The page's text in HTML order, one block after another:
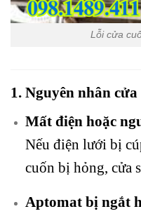
Lỗi cửa
1. Nguyên nhân
Mất điện hoặc
Nếu điện lưới bị
cuốn bị hỏng, cửa
Aptomat bị ngắt